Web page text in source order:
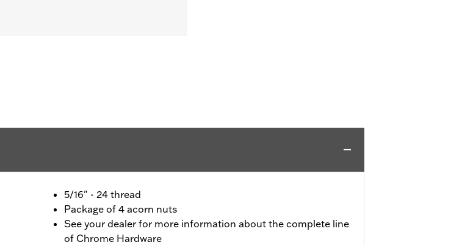
5/16" - 24 thread
Package of 4 acorn nuts
See your dealer for more information about the complete line
of Chrome Hardware